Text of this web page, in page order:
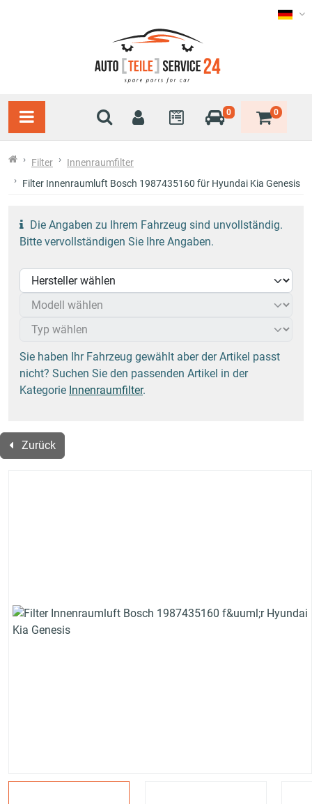
0 0
Filter
Innenraumfilter
Filter Innenraumluft Bosch 1987435160 für Hyundai Kia Genesis
Die Angaben zu Ihrem Fahrzeug sind unvollständig.
Bitte vervollständigen Sie Ihre Angaben.
Sie haben Ihr Fahrzeug gewählt aber der Artikel passt
nicht? Suchen Sie den passenden Artikel in der
Kategorie Innenraumfilter.
Zurück